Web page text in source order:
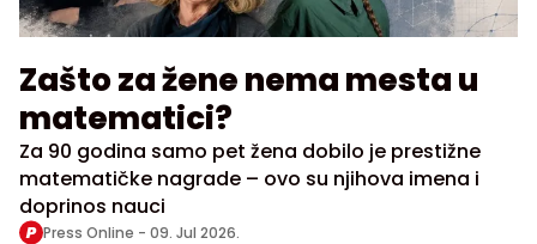
Zašto za žene nema mesta u
matematici?
Za 90 godina samo pet žena dobilo je prestižne
matematičke nagrade – ovo su njihova imena i
doprinos nauci
Press Online - 09. Jul 2026.